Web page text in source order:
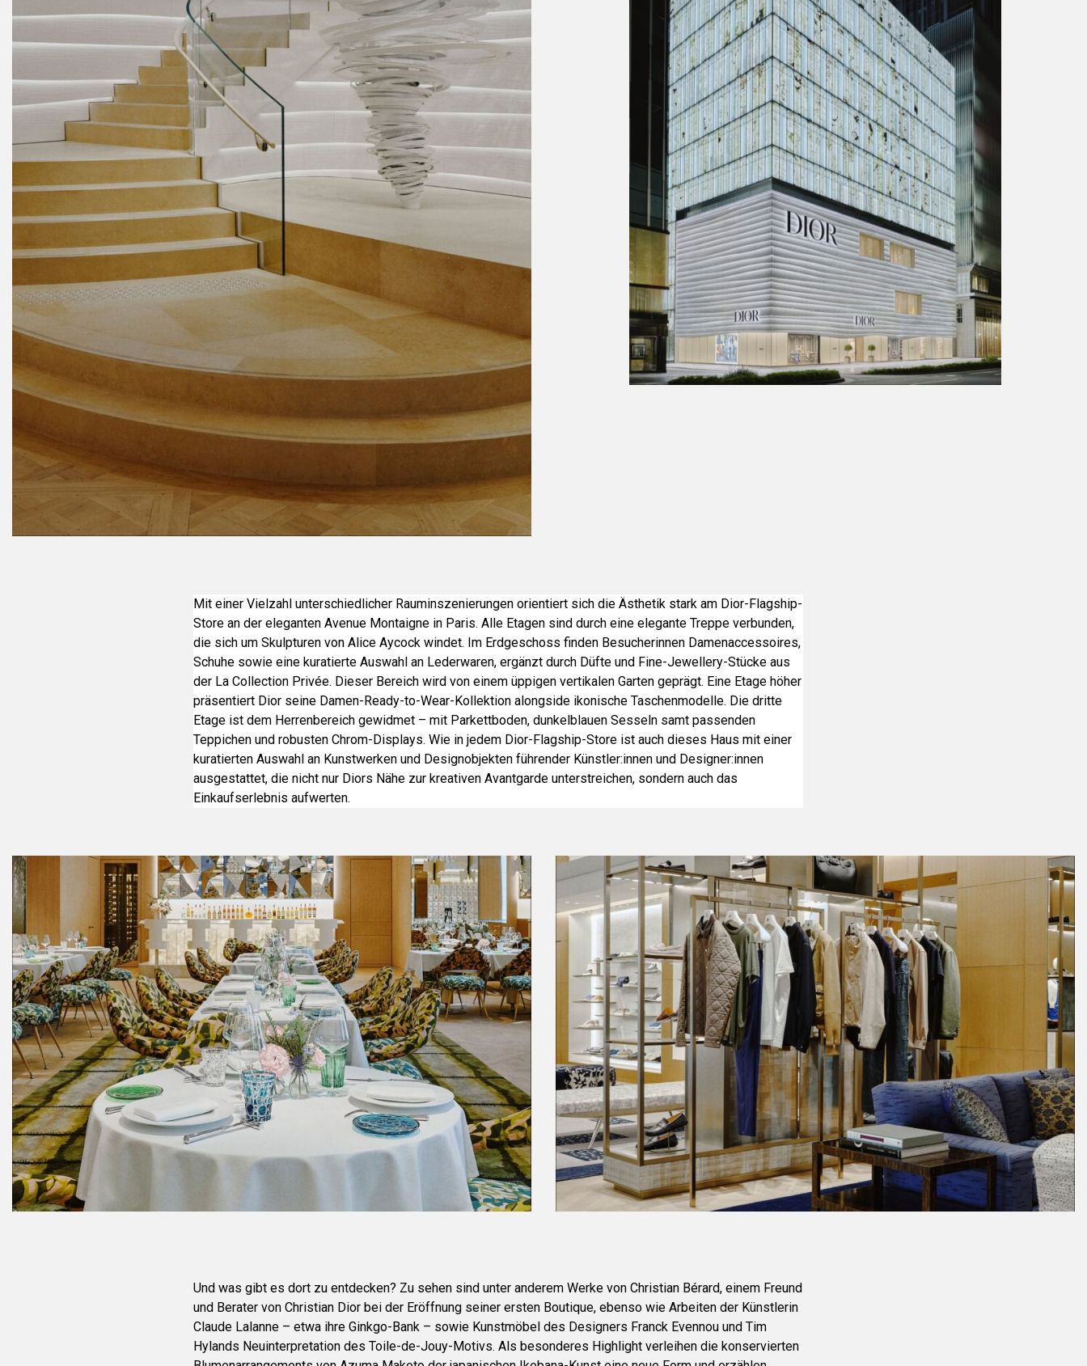
Mit einer Vielzahl unterschiedlicher Rauminszenierungen orientiert sich die Ästhetik stark am Dior-Flagship-
Store an der eleganten Avenue Montaigne in Paris. Alle Etagen sind durch eine elegante Treppe verbunden,
die sich um Skulpturen von Alice Aycock windet. Im Erdgeschoss finden Besucherinnen Damenaccessoires,
Schuhe sowie eine kuratierte Auswahl an Lederwaren, ergänzt durch Düfte und Fine-Jewellery-Stücke aus
der La Collection Privée. Dieser Bereich wird von einem üppigen vertikalen Garten geprägt. Eine Etage höher
präsentiert Dior seine Damen-Ready-to-Wear-Kollektion alongside ikonische Taschenmodelle. Die dritte
Etage ist dem Herrenbereich gewidmet – mit Parkettboden, dunkelblauen Sesseln samt passenden
Teppichen und robusten Chrom-Displays. Wie in jedem Dior-Flagship-Store ist auch dieses Haus mit einer
kuratierten Auswahl an Kunstwerken und Designobjekten führender Künstler:innen und Designer:innen
ausgestattet, die nicht nur Diors Nähe zur kreativen Avantgarde unterstreichen, sondern auch das
Einkaufserlebnis aufwerten.
Und was gibt es dort zu entdecken? Zu sehen sind unter anderem Werke von Christian Bérard, einem Freund
und Berater von Christian Dior bei der Eröffnung seiner ersten Boutique, ebenso wie Arbeiten der Künstlerin
Claude Lalanne – etwa ihre Ginkgo-Bank – sowie Kunstmöbel des Designers Franck Evennou und Tim
Hylands Neuinterpretation des Toile-de-Jouy-Motivs. Als besonderes Highlight verleihen die konservierten